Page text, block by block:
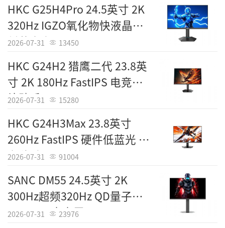
责任编辑：IT国度
HKC G25H4Pro 24.5英寸 2K
320Hz IGZO氧化物快液晶硬
低蓝电竞屏 1410元
2026-07-31 13450
HKC G24H2 猎鹰二代 23.8英
寸 2K 180Hz FastIPS 电竞屏
补贴后796元
2026-07-31 15280
HKC G24H3Max 23.8英寸
260Hz FastIPS 硬件低蓝光 京
东秒杀565元
2026-07-31 91004
SANC DM55 24.5英寸 2K
300Hz超频320Hz QD量子点
MiniLED 电竞屏 1447元
2026-07-31 23976